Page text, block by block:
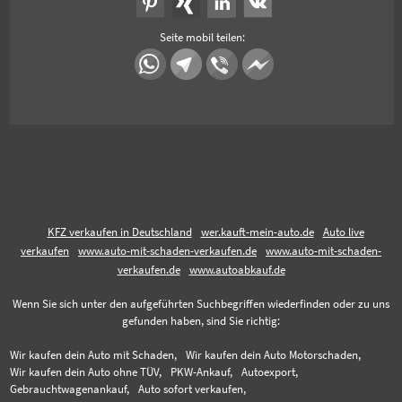
Seite mobil teilen:
KFZ verkaufen in Deutschland wer.kauft-mein-auto.de
Auto live
verkaufen
www.auto-mit-schaden-verkaufen.de
www.auto-mit-schaden-
verkaufen.de
www.autoabkauf.de
Wenn Sie sich unter den aufgeführten Suchbegriffen wiederfinden oder zu uns
gefunden haben, sind Sie richtig:
Wir kaufen dein Auto mit Schaden,
Wir kaufen dein Auto Motorschaden,
Wir kaufen dein Auto ohne TÜV,
PKW-Ankauf,
Autoexport,
Gebrauchtwagenankauf,
Auto sofort verkaufen,